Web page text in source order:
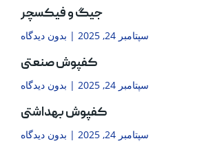
جیگ و فیکسچر
سپتامبر 24, 2025 بدون دیدگاه
کفپوش صنعتی
سپتامبر 24, 2025 بدون دیدگاه
کفپوش بهداشتی
سپتامبر 24, 2025 بدون دیدگاه